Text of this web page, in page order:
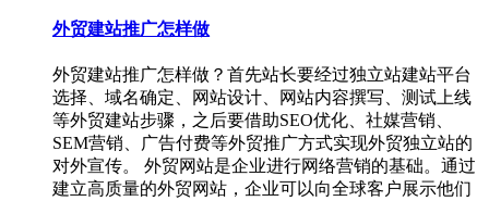
外贸建站推广怎样做
外贸建站推广怎样做？首先站长要经过独立站建站平台
选择、域名确定、网站设计、网站内容撰写、测试上线
等外贸建站步骤，之后要借助SEO优化、社媒营销、
SEM营销、广告付费等外贸推广方式实现外贸独立站的
对外宣传。 外贸网站是企业进行网络营销的基础。通过
建立高质量的外贸网站，企业可以向全球客户展示他们